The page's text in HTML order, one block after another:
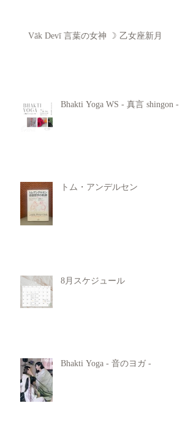
Vāk Devī 言葉の女神 ☽ 乙女座新月
Bhakti Yoga WS - 真言 shingon -
トム・アンデルセン
8月スケジュール
Bhakti Yoga - 音のヨガ -